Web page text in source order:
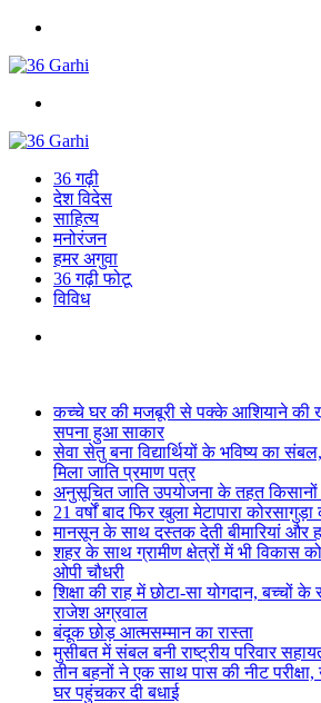
36 गढ़ी
देश विदेस
साहित्य
मनोरंजन
हमर अगुवा
36 गढ़ी फोटू
विविध
कच्चे घर की मजबूरी से पक्के आशियाने की
सपना हुआ साकार
सेवा सेतु बना विद्यार्थियों के भविष्य का
मिला जाति प्रमाण पत्र
अनुसूचित जाति उपयोजना के तहत किसानों
21 वर्षों बाद फिर खुला मेटापारा
मानसून के साथ दस्तक देती बीमारियां और
शहर के साथ ग्रामीण क्षेत्रों में भी विकास को
ओपी चौधरी
शिक्षा की राह में छोटा-सा योगदान, बच्चों
राजेश अग्रवाल
बंदूक छोड़ आत्मसम्मान का रास्ता
मुसीबत में संबल बनी राष्ट्रीय परिवार
तीन बहनों ने एक साथ पास की नीट
घर पहुंचकर दी बधाई